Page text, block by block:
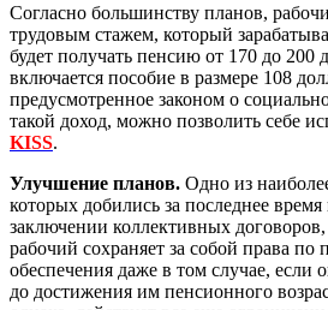
Согласно большинству планов,
трудовым стажем, который
будет получать пенсию от 170 до 200
включается пособие в размере 108
предусмотренное законом о
такой доход, можно позволить себе
KISS.
Улучшение планов. Одно из
которых добились за последнее
заключении коллективных
рабочий сохраняет за собой права по
обеспечения даже в том случае, если
до достижения им пенсионного